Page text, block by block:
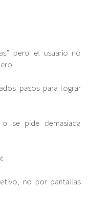
pero el usuario no
pasos para lograr
se pide demasiada
no por pantallas